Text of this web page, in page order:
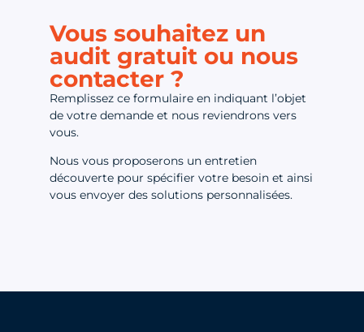
Vous souhaitez un
audit gratuit ou nous
contacter ?
Remplissez ce formulaire en indiquant l’objet
de votre demande et nous reviendrons vers
vous.
Nous vous proposerons un entretien
découverte pour spécifier votre besoin et ainsi
vous envoyer des solutions personnalisées.